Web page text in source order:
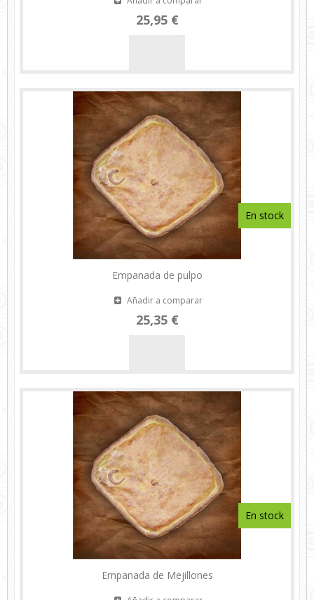
25,95 €
Empanada de pulpo
Añadir a comparar
25,35 €
En stock
Empanada de Mejillones
En stock